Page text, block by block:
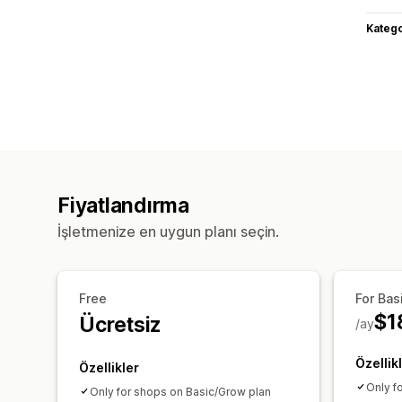
Fiyatlandırma
İşletmenize en uygun planı seçin.
Free
Ücretsiz
Özellikler
Only for shops on Basic/Grow plan
For
/ay
Only